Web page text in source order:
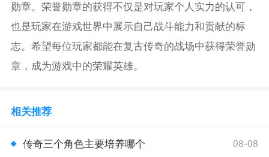
勋章。荣誉勋章的获得不仅是对玩家个人实力的认可，
也是玩家在游戏世界中展示自己战斗能力和贡献的标
志。希望每位玩家都能在复古传奇的战场中获得荣誉勋
章，成为游戏中的荣耀英雄。
相关推荐
传奇三个角色主要培养哪个 08-08